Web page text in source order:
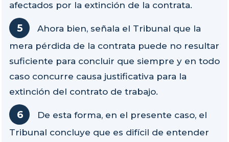
afectados por la extinción de la contrata.
Ahora bien, señala el Tribunal que la
mera pérdida de la contrata puede no resultar
suficiente para concluir que siempre y en todo
caso concurre causa justificativa para la
extinción del contrato de trabajo.
De esta forma, en el presente caso, el
Tribunal concluye que es difícil de entender